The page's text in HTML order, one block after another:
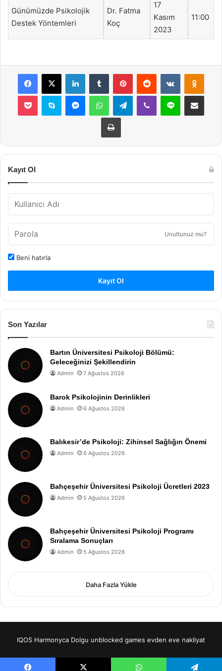
Günümüzde Psikolojik
Destek Yöntemleri
Dr. Fatma
Koç
17
Kasım
2023
11:00
Facebook
X LinkedInTumblr PinterestReddit VKontakte
Pocket Skype MessengerWhatsAppTelegramViber Line E-Posta ile
Yazdır
Kayıt Ol
Unuttunuz mu?
Beni hatırla
Kayıt Ol
Son Yazılar
Bartın Üniversitesi Psikoloji Bölümü:
Geleceğinizi Şekillendirin
Admin 7 Ağustos 2026
Barok Psikolojinin Derinlikleri
Admin 6 Ağustos 2026
Balıkesir’de Psikoloji: Zihinsel Sağlığın Önemi
Admin 6 Ağustos 2026
Bahçeşehir Üniversitesi Psikoloji Ücretleri 2023
Admin 5 Ağustos 2026
Bahçeşehir Üniversitesi Psikoloji Programı
Sıralama Sonuçları
Admin 5 Ağustos 2026
Daha Fazla Yükle
IQOS Harmonyca Dolgu unblocked games evden eve nakliyat